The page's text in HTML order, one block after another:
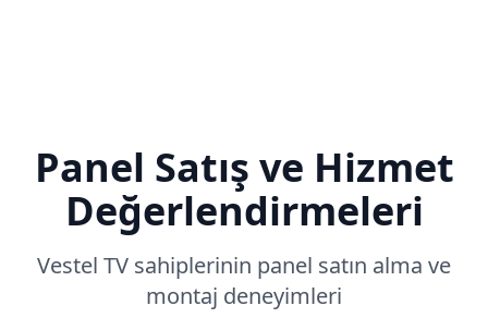
Panel Satış ve Hizmet
Değerlendirmeleri
Vestel TV sahiplerinin panel satın alma ve
montaj deneyimleri